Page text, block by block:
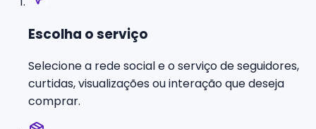
Escolha o serviço
Selecione a rede social e o serviço de seguidores,
curtidas, visualizações ou interação que deseja
comprar.